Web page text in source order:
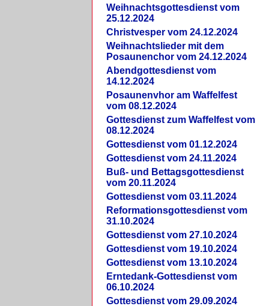
Weihnachtsgottesdienst vom
25.12.2024
Christvesper vom 24.12.2024
Weihnachtslieder mit dem
Posaunenchor vom 24.12.2024
Abendgottesdienst vom
14.12.2024
Posaunenvhor am Waffelfest
vom 08.12.2024
Gottesdienst zum Waffelfest vom
08.12.2024
Gottesdienst vom 01.12.2024
Gottesdienst vom 24.11.2024
Buß- und Bettagsgottesdienst
vom 20.11.2024
Gottesdienst vom 03.11.2024
Reformationsgottesdienst vom
31.10.2024
Gottesdienst vom 27.10.2024
Gottesdienst vom 19.10.2024
Gottesdienst vom 13.10.2024
Erntedank-Gottesdienst vom
06.10.2024
Gottesdienst vom 29.09.2024